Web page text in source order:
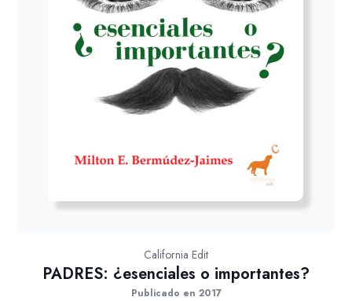
California Edit
PADRES: ¿esenciales o importantes?
Publicado en 2017